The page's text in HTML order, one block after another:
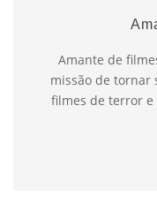
Amante de
missão de tornar
filmes de terror